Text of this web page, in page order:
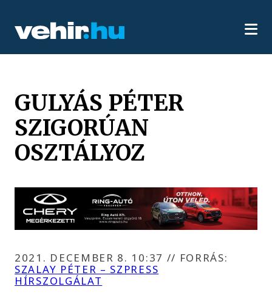
GULYÁS PÉTER
SZIGORÚAN
OSZTÁLYOZ
2021. DECEMBER 8. 10:37 // FORRÁS:
SZALAY PÉTER – SZPRESS
HÍRSZOLGÁLAT